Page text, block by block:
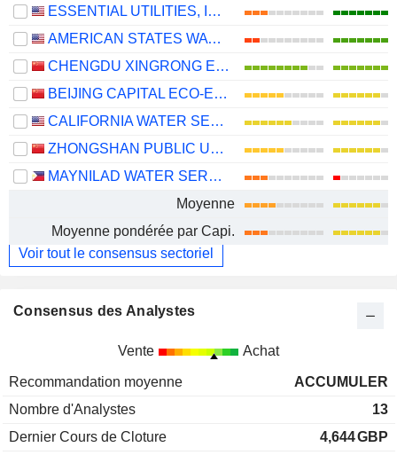
ESSENTIAL UTILITIES, INC.
AMERICAN STATES WATER COMPANY
CHENGDU XINGRONG ENVIRONMENT CO., LTD.
BEIJING CAPITAL ECO-ENVIRONMENT PROTECTION GROUP CO., LTD.
CALIFORNIA WATER SERVICE GROUP
ZHONGSHAN PUBLIC UTILITIES GROUP CO.,LTD
MAYNILAD WATER SERVICES, INC.
Moyenne
Moyenne pondérée par Capi.
Voir tout le consensus sectoriel
Consensus des Analystes
Vente Achat
Recommandation moyenne
ACCUMULER
Nombre d'Analystes
13
Dernier Cours de Cloture
4,644GBP